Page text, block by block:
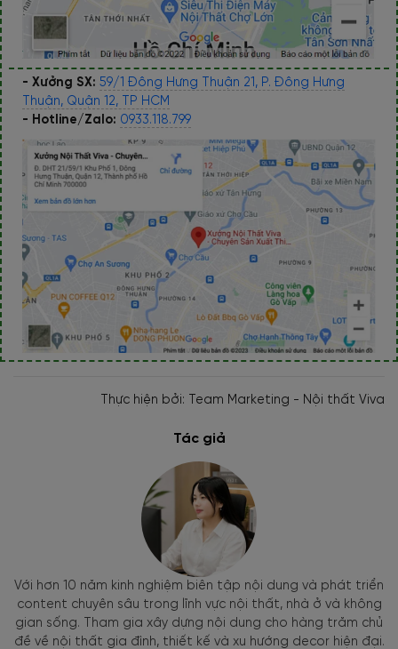
- Xưởng SX: 59/1 Đông Hưng Thuận 21, P. Đông Hưng
Thuận, Quận 12, TP HCM
- Hotline/Zalo: 0933.118.799
Thực hiện bởi: Team Marketing - Nội thất Viva
Tác giả
Với hơn 10 năm kinh nghiệm biên tập nội dung và phát triển
content chuyên sâu trong lĩnh vực nội thất, nhà ở và không
gian sống. Tham gia xây dựng nội dung cho hàng trăm chủ
đề về nội thất gia đình, thiết kế và xu hướng decor hiện đại.